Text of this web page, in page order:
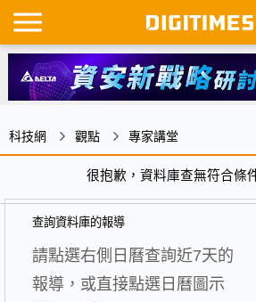
科技網 觀點 專家講堂
很抱歉，資料庫查無符合條
查詢資料庫的報導
請點選右側日曆查詢近7天的
報導，或直接點選日曆圖示